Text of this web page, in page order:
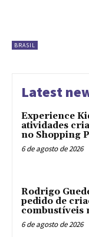
BRASIL
Latest
Experience
atividades
no Shopping
6 de agosto de 2026
Rodrigo
pedido de
combustíveis
6 de agosto de 2026